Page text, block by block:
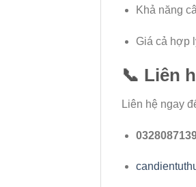
Khả năng
Giá cả hợp
📞 Liên
Liên hệ ngay